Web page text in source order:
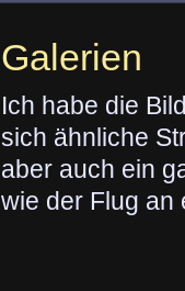
Galerien
Ich habe die
sich ähnliche
aber auch ein
wie der Flug an